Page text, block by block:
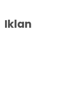
Iklan